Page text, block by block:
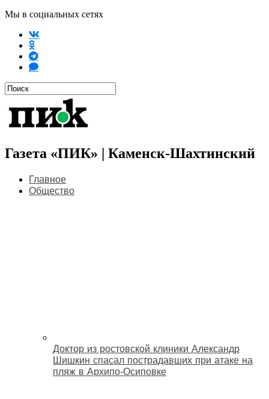
Мы в социальных сетях
Газета «ПИК» | Каменск-Шахтинский
Главное
Общество
Доктор из ростовской клиники Александр
Шишкин спасал пострадавших при атаке на
пляж в Архипо‑Осиповке